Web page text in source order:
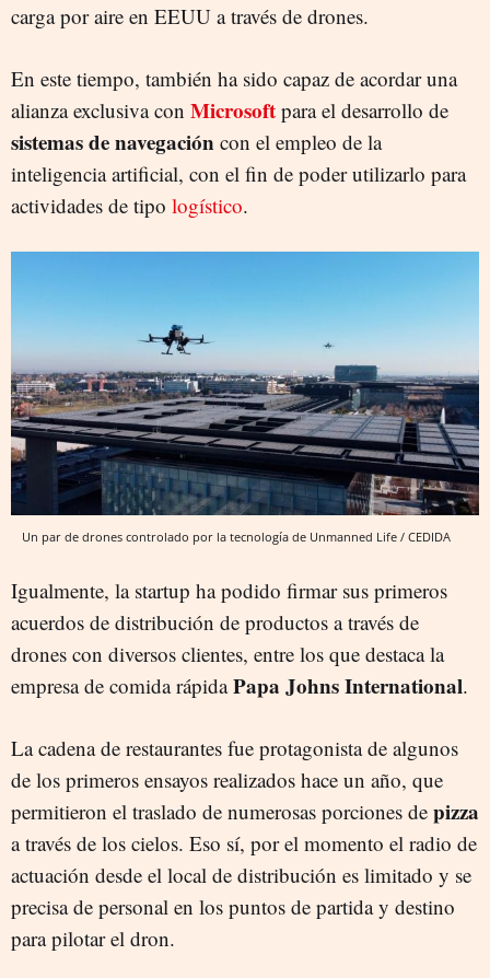
carga por aire en EEUU a través de drones.
En este tiempo, también ha sido capaz de acordar una
alianza exclusiva con Microsoft para el desarrollo de
sistemas de navegación con el empleo de la
inteligencia artificial, con el fin de poder utilizarlo para
actividades de tipo logístico.
Un par de drones controlado por la tecnología de Unmanned Life / CEDIDA
Igualmente, la startup ha podido firmar sus primeros
acuerdos de distribución de productos a través de
drones con diversos clientes, entre los que destaca la
empresa de comida rápidaPapa Johns International.
La cadena de restaurantes fue protagonista de algunos
de los primeros ensayos realizados hace un año, que
permitieron el traslado de numerosas porciones de pizza
a través de los cielos. Eso sí, por el momento el radio de
actuación desde el local de distribución es limitado y se
precisa de personal en los puntos de partida y destino
para pilotar el dron.